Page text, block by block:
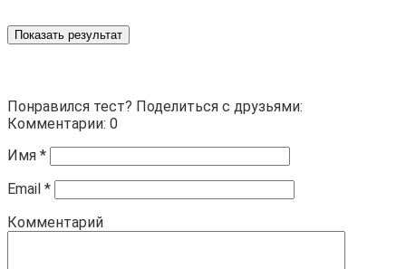
Показать результат
Понравился тест? Поделиться с друзьями:
Комментарии: 0
Имя *
Email *
Комментарий